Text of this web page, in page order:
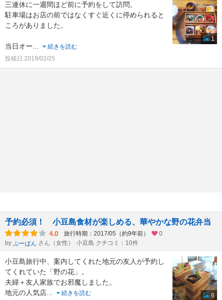
三連休に一週間ほど前に予約をして訪問。
駐車場はお店の前ではなくすぐ近くに停められると
ころがありました。
当日オー...
続きを読む
投稿日:2019/02/25
1
予約必須！ 小豆島食材が楽しめる、華やかな野の花弁当
4.0 旅行時期：2017/05（約9年前）
0
by ぷーぱん さん（女性） 小豆島 クチコミ：10件
小豆島旅行中、案内してくれた地元の友人が予約し
てくれていた「野の花」。
夫婦＋友人家族でお邪魔しました。
地元の人気店...
続きを読む
6